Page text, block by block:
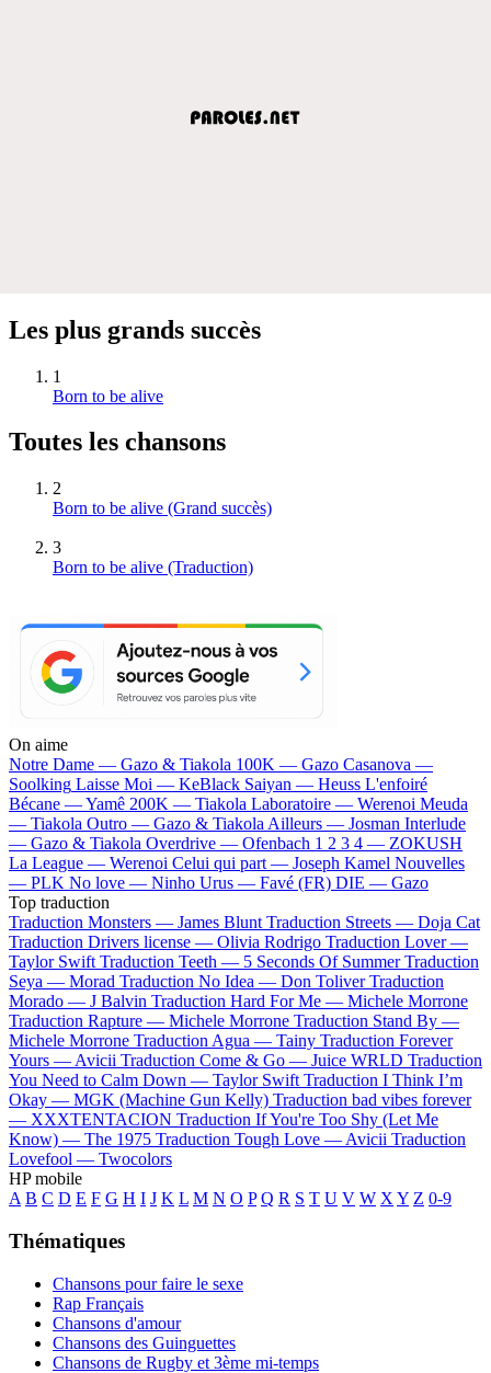
Les plus grands succès
1
Born to be alive
Toutes les chansons
2
Born to be alive (Grand succès)
3
Born to be alive (Traduction)
On aime
Notre Dame — Gazo & Tiakola 100K — Gazo Casanova —
Soolking Laisse Moi — KeBlack Saiyan — Heuss L'enfoiré
Bécane —Yamê 200K — Tiakola Laboratoire — Werenoi Meuda
— Tiakola Outro — Gazo & Tiakola Ailleurs — Josman Interlude
— Gazo & Tiakola Overdrive — Ofenbach 1 2 3 4 — ZOKUSH
La League — Werenoi Celui qui part — Joseph Kamel Nouvelles
— PLK No love — Ninho Urus — Favé (FR) DIE — Gazo
Top traduction
Traduction Monsters — James Blunt Traduction Streets — Doja Cat
Traduction Drivers license — Olivia Rodrigo Traduction Lover —
Taylor Swift Traduction Teeth — 5 Seconds Of Summer Traduction
Seya — Morad Traduction No Idea — Don Toliver Traduction
Morado — J Balvin Traduction Hard For Me — Michele Morrone
Traduction Rapture — Michele Morrone Traduction Stand By —
Michele Morrone Traduction Agua — Tainy Traduction Forever
Yours — Avicii Traduction Come & Go — Juice WRLD Traduction
You Need to Calm Down — Taylor Swift Traduction I Think I’m
Okay — MGK (Machine Gun Kelly) Traduction bad vibes forever
— XXXTENTACION Traduction If You're Too Shy (Let Me
Know) — The 1975 Traduction Tough Love — Avicii Traduction
Lovefool — Twocolors
HP mobile
A B C D E F G H I J K L M N O P Q R S T U V W X Y Z 0-9
Thématiques
Chansons pour faire le sexe
Rap Français
Chansons d'amour
Chansons des Guinguettes
Chansons de Rugby et 3ème mi-temps